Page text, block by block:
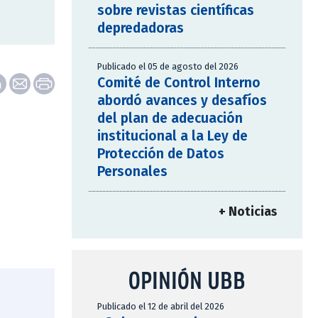
sobre revistas científicas
depredadoras
Publicado el 05 de agosto del 2026
Comité de Control Interno
abordó avances y desafíos
del plan de adecuación
institucional a la Ley de
Protección de Datos
Personales
+ Noticias
OPINIÓN UBB
Publicado el 12 de abril del 2026